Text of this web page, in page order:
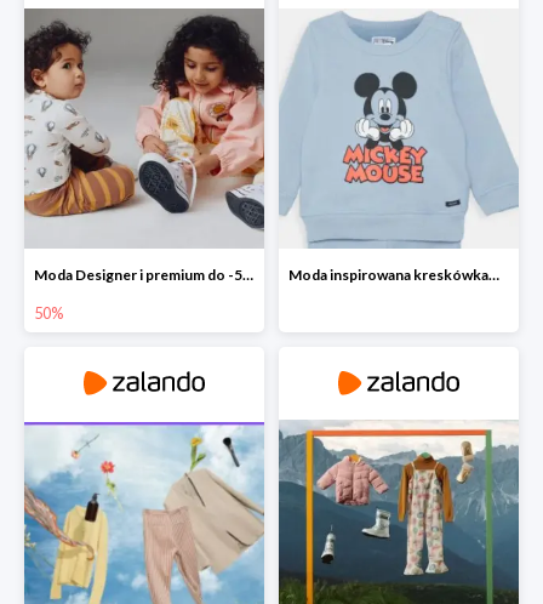
Moda Designer i premium do -50%
50%
Moda inspirowana kreskówkami - Bluza GAP